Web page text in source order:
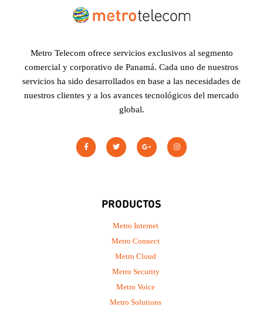
Metro Telecom ofrece servicios exclusivos al segmento
comercial y corporativo de Panamá. Cada uno de nuestros
servicios ha sido desarrollados en base a las necesidades de
nuestros clientes y a los avances tecnológicos del mercado
global.
PRODUCTOS
Metro Internet
Metro Connect
Metro Cloud
Metro Security
Metro Voice
Metro Solutions